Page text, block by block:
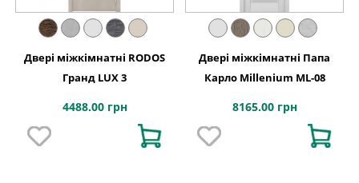
Двері міжкімнатні RODOS
Гранд LUX 3
4488.00 грн
Двері міжкімнатні Папа
Карло Millenium ML-08
8165.00 грн